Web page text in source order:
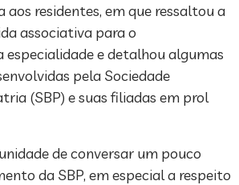
residentes, em que ressaltou a
associativa para o
e detalhou algumas
pela Sociedade
(SBP) e suas filiadas em prol
de conversar um pouco
da SBP, em especial a respeito